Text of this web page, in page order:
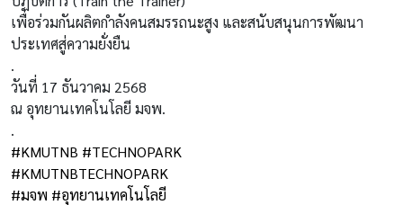
เพื่อร่วมกันผลิตกำลังคนสมรรถนะสูง และสนับสนุนการพัฒนา
ประเทศสู่ความยั่งยืน
.
วันที่ 17 ธันวาคม 2568
ณ อุทยานเทคโนโลยี มจพ.
.
#KMUTNB #TECHNOPARK
#KMUTNBTECHNOPARK
#มจพ #อุทยานเทคโนโลยี